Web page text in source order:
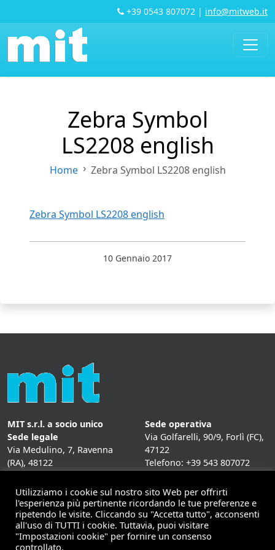
+39 0543 807072 | info@mitweb.it
Zebra Symbol
LS2208 english
Home Zebra Symbol LS2208 english
Zebra Symbol LS2208 english
10 Gennaio 2017
MIT s.r.l. a socio unico
Sede legale
Via Medulino, 7, Ravenna
(RA), 48122
Sede operativa
Via Golfarelli, 90/9, Forlì (FC),
47122
Telefono: +39 543 807072
Mail: info@mitweb.it
INFORMATIVE
Privacy Policy
Cookie Policy
Utilizziamo i cookie sul nostro sito Web per offrirti
l'esperienza più pertinente ricordando le tue preferenze e
ripetendo le visite. Cliccando su "Accetta tutto", acconsenti
all'uso di TUTTI i cookie. Tuttavia, puoi visitare
"Impostazioni cookie" per fornire un consenso
controllato.